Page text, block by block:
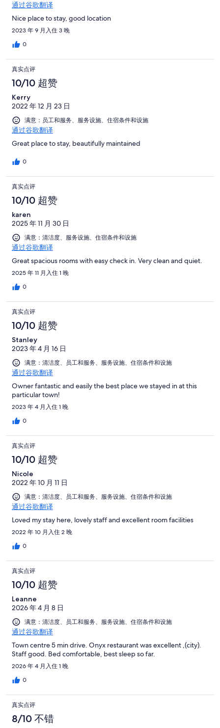
通过谷歌翻译
Nice place to stay, good location
2023 年 9 月入住 3 晚
0
真实点评
10/10 超赞
Kerry
2022 年 12 月 23 日
满意：员工和服务、服务设施、住宿条件和设施
通过谷歌翻译
Great place to stay, beautifully maintained
0
真实点评
10/10 超赞
karen
2025 年 11 月 30 日
满意：清洁度、服务设施、住宿条件和设施
通过谷歌翻译
Great spacious rooms with easy check in. Very clean and quiet.
2025 年 11 月入住 1 晚
0
真实点评
10/10 超赞
Stanley
2023 年 4 月 16 日
满意：清洁度、员工和服务、服务设施、住宿条件和设施
通过谷歌翻译
Owner fantastic and easily the best place we stayed in at this
particular town!
2023 年 4 月入住 1 晚
0
真实点评
10/10 超赞
Nicole
2022 年 10 月 11 日
满意：清洁度、员工和服务、服务设施、住宿条件和设施
通过谷歌翻译
Loved my stay here, lovely staff and excellent room facilities
2022 年 10 月入住 2 晚
0
真实点评
10/10 超赞
Leanne
2026 年 4 月 8 日
满意：清洁度、员工和服务、服务设施、住宿条件和设施
通过谷歌翻译
Town centre 5 min drive. Onyx restaurant was excellent ,(city).
Staff good. Bed comfortable, best sleep so far.
2026 年 4 月入住 1 晚
0
真实点评
8/10 不错